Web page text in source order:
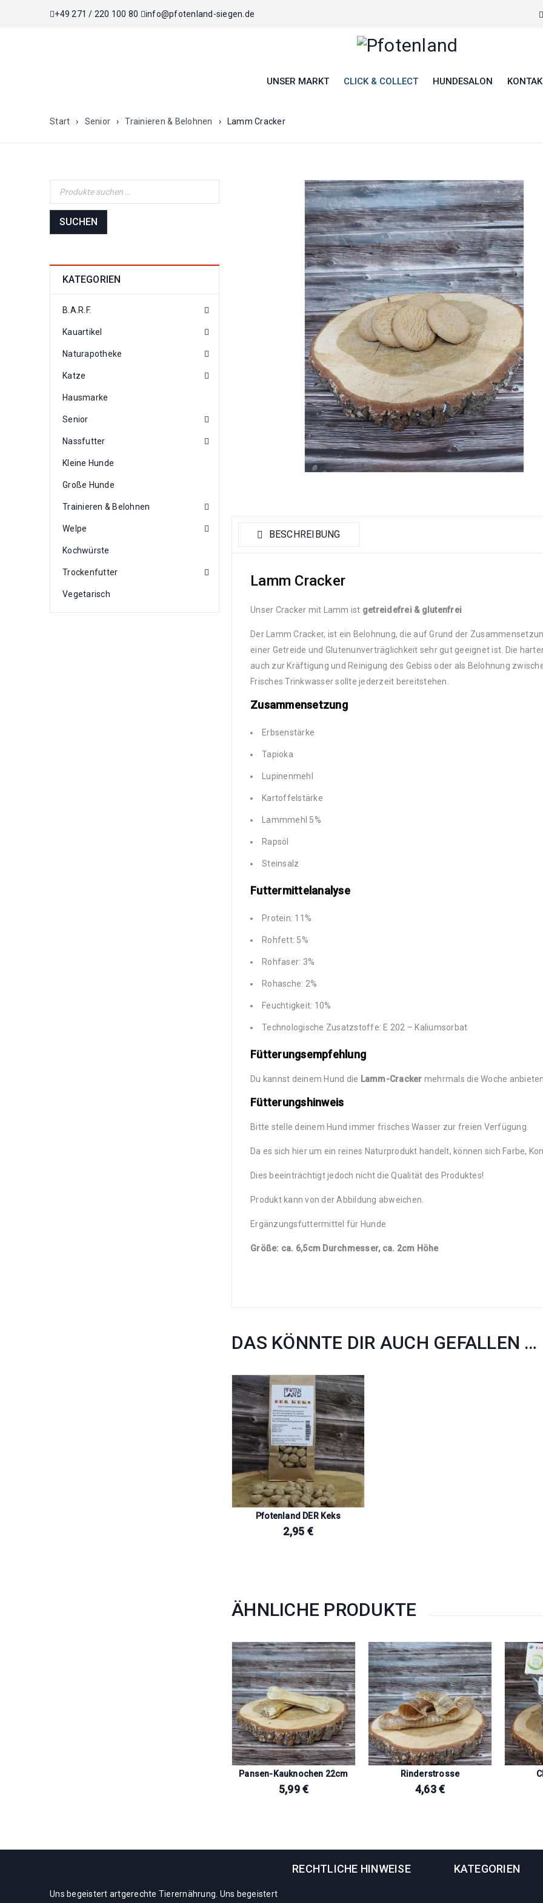
+49 271 / 220 100 80 info@pfotenland-siegen.de
UNSER MARKT CLICK & COLLECT HUNDESALON
Start › Senior › Trainieren & Belohnen › Lamm Cracker
SUCHEN
KATEGORIEN
B.A.R.F.
Kauartikel
Naturapotheke
Katze
Hausmarke
Senior
Nassfutter
Kleine Hunde
Große Hunde
Trainieren & Belohnen
Welpe
Kochwürste
Trockenfutter
Vegetarisch
BESCHREIBUNG
Lamm Cracker
Unser Cracker mit Lamm ist getreidefrei & glutenfrei
Der Lamm Cracker, ist ein Belohnung, die auf Grund der
einer Getreide und Glutenunverträglichkeit sehr gut geeignet ist. Die
auch zur Kräftigung und Reinigung des Gebiss oder als Belohnung
Frisches Trinkwasser sollte jederzeit bereitstehen.
Zusammensetzung
Erbsenstärke
Tapioka
Lupinenmehl
Kartoffelstärke
Lammmehl 5%
Rapsöl
Steinsalz
Futtermittelanalyse
Protein: 11%
Rohfett: 5%
Rohfaser: 3%
Rohasche: 2%
Feuchtigkeit: 10%
Technologische Zusatzstoffe: E 202 – Kaliumsorbat
Fütterungsempfehlung
Du kannst deinem Hund die Lamm-Cracker mehrmals die Woche
Fütterungshinweis
Bitte stelle deinem Hund immer frisches Wasser zur freien Verfügung.
Da es sich hier um ein reines Naturprodukt handelt, können sich Farbe,
Dies beeinträchtigt jedoch nicht die Qualität des Produktes!
Produkt kann von der Abbildung abweichen.
Ergänzungsfuttermittel für Hunde
Größe: ca. 6,5cm Durchmesser, ca. 2cm Höhe
DAS KÖNNTE DIR AUCH GEFALLEN …
Pfotenland DER Keks
2,95 €
ÄHNLICHE PRODUKTE
Pansen-Kauknochen 22cm
5,99€
Rinderstrosse
4,63€
Uns begeistert artgerechte Tierernährung. Uns begeistert
RECHTLICHE HINWEISE KATEGORIEN